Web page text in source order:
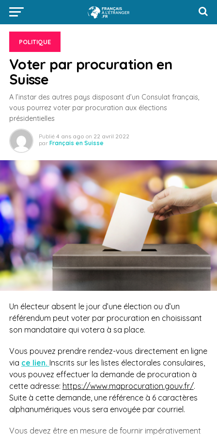
POLITIQUE
Voter par procuration en
Suisse
A l’instar des autres pays disposant d’un Consulat français,
vous pourrez voter par procuration aux élections
présidentielles
Publié 4 ans ago on 22 avril 2022
par Français en Suisse
Un électeur absent le jour d’une élection ou d’un
référendum peut voter par procuration en choisissant
son mandataire qui votera à sa place.
Vous pouvez prendre rendez-vous directement en ligne
via ce lien. Inscrits sur les listes électorales consulaires,
vous pouvez effectuer la demande de procuration à
cette adresse: https://www.maprocuration.gouv.fr/.
Suite à cette demande, une référence à 6 caractères
alphanumériques vous sera envoyée par courriel.
Vous devez être en mesure de fournir impérativement